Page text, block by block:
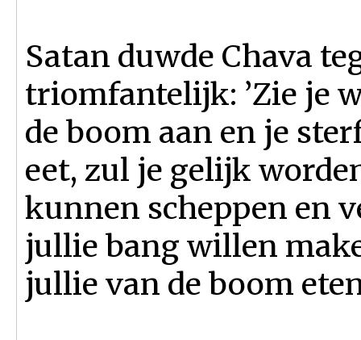
Satan duwde Chava
triomfantelijk: ’Zie je
de boom aan en je
eet, zul je gelijk
kunnen scheppen en
jullie bang willen
jullie van de boom